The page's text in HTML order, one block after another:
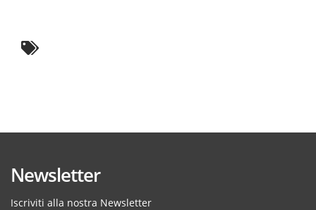
Newsletter
Iscriviti alla nostra Newsletter